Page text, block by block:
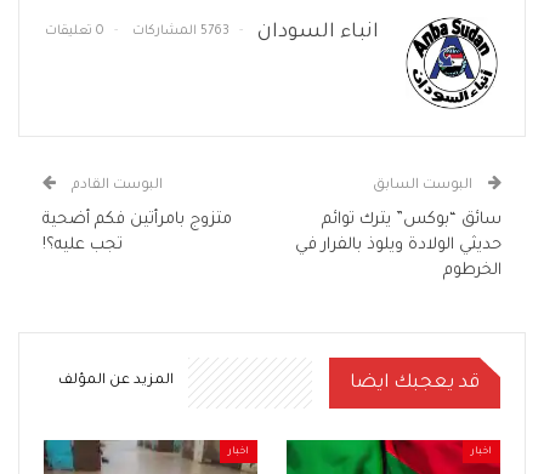
انباء السودان 5763 المشاركات 0 تعليقات
البوست السابق
سائق “بوكس” يترك توائم
حديثي الولادة ويلوذ بالفرار في
الخرطوم
البوست القادم
متزوج بامرأتين فكم أضحية
تجب عليه؟!
قد يعجبك ايضا المزيد عن المؤلف
اخبار اخبار